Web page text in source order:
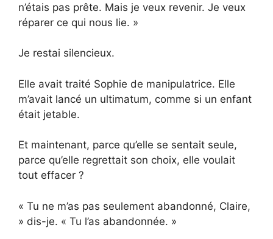
n’étais pas prête. Mais je veux revenir. Je veux
réparer ce qui nous lie. »
Je restai silencieux.
Elle avait traité Sophie de manipulatrice. Elle
m’avait lancé un ultimatum, comme si un enfant
était jetable.
Et maintenant, parce qu’elle se sentait seule,
parce qu’elle regrettait son choix, elle voulait
tout effacer ?
« Tu ne m’as pas seulement abandonné, Claire,
» dis-je. « Tu l’as abandonnée. »